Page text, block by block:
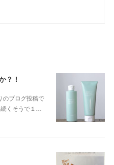
？！
のブログ投稿で
くそうで１…